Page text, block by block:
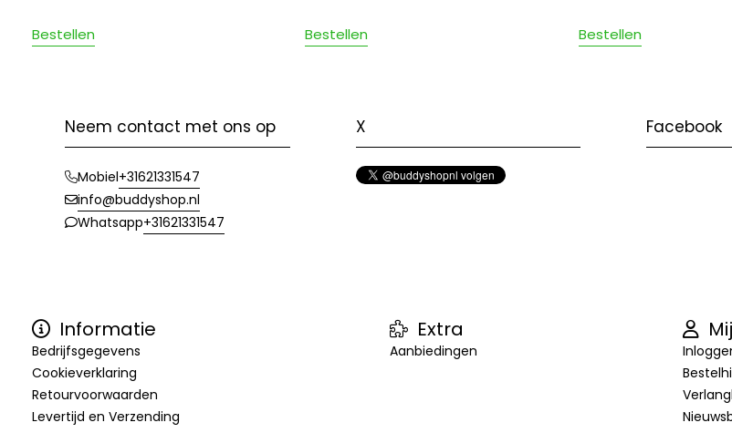
Bestellen Bestellen Bestellen
Neem contact met ons op
Mobiel+31621331547
info@buddyshop.nl
Whatsapp+31621331547
X Facebook
Informatie
Bedrijfsgegevens
Cookieverklaring
Retourvoorwaarden
Levertijd en Verzending
Extra
Aanbiedingen